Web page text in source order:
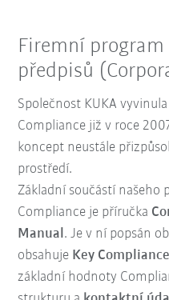
Firemní
předpisů
Společnost KUKA
Compliance již v roce
koncept neustále
prostředí.
Základní součástí našeho
Compliance je příručka
Manual. Je v ní popsán
obsahuje Key
základní hodnoty